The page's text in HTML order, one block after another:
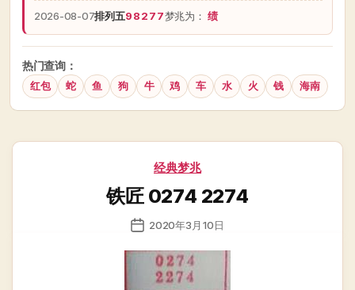
2026-08-07排列五98277梦兆为：绩
热门查询：
红包 蛇 鱼 狗 牛 鸡 车 水 火 钱 海南
分
经典梦兆
铁匠 0274 2274
发
日
2020年3月10日